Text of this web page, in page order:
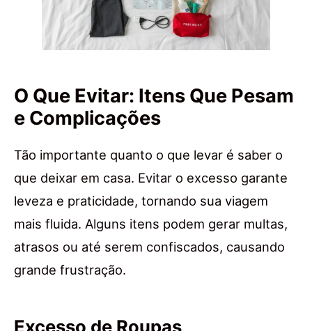
O Que Evitar: Itens Que Pesam
e Complicações
Tão importante quanto o que levar é saber o
que deixar em casa. Evitar o excesso garante
leveza e praticidade, tornando sua viagem
mais fluida. Alguns itens podem gerar multas,
atrasos ou até serem confiscados, causando
grande frustração.
Excesso de Roupas